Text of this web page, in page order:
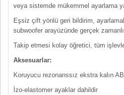
veya sistemde mükemmel ayarlama
Eşsiz çift yönlü geri bildirim,
subwoofer arayüzünde gerçek
Takip etmesi kolay öğretici, tüm
Aksesuarlar:
Koruyucu rezonanssız ekstra kalın
İzo-elastomer ayaklar dahildir